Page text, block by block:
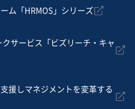
ム「HRMOS」シリーズ
サービス「ビズリーチ・キャ
援しマネジメントを変革する